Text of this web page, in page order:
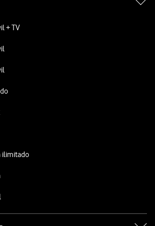
+ TV
ilimitado